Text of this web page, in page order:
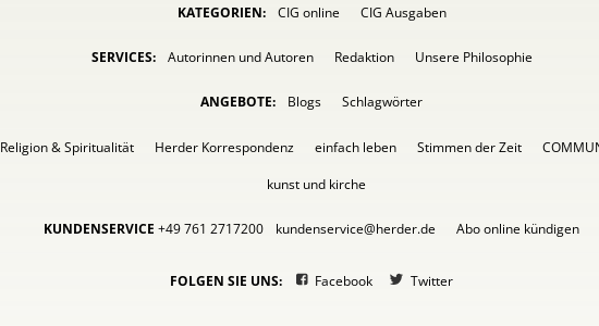
KATEGORIEN: CIG online CIG Ausgaben
SERVICES: Autorinnen und Autoren Redaktion Unsere Philosophie
ANGEBOTE: Blogs Schlagwörter
Religion & Spiritualität Herder Korrespondenz einfach leben Stimmen der Zeit
kunst und kirche
KUNDENSERVICE +49 761 2717200 kundenservice@herder.de Abo online kündigen
FOLGEN SIE UNS: Facebook Twitter